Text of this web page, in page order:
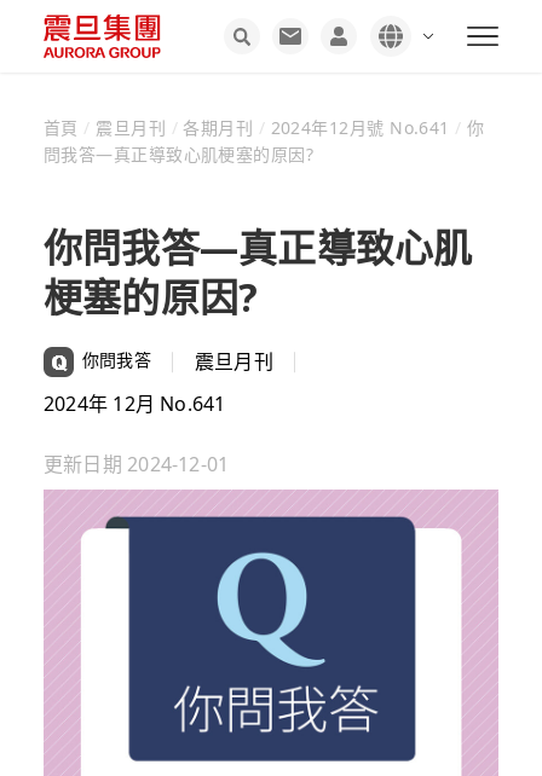
首頁 / 震旦月刊 /各期月刊 / 2024年12月號 No.641 / 你
問我答—真正導致心肌梗塞的原因?
你問我答—真正導致心肌
梗塞的原因?
你問我答
震旦月刊
2024年 12月 No.641
更新日期 2024-12-01